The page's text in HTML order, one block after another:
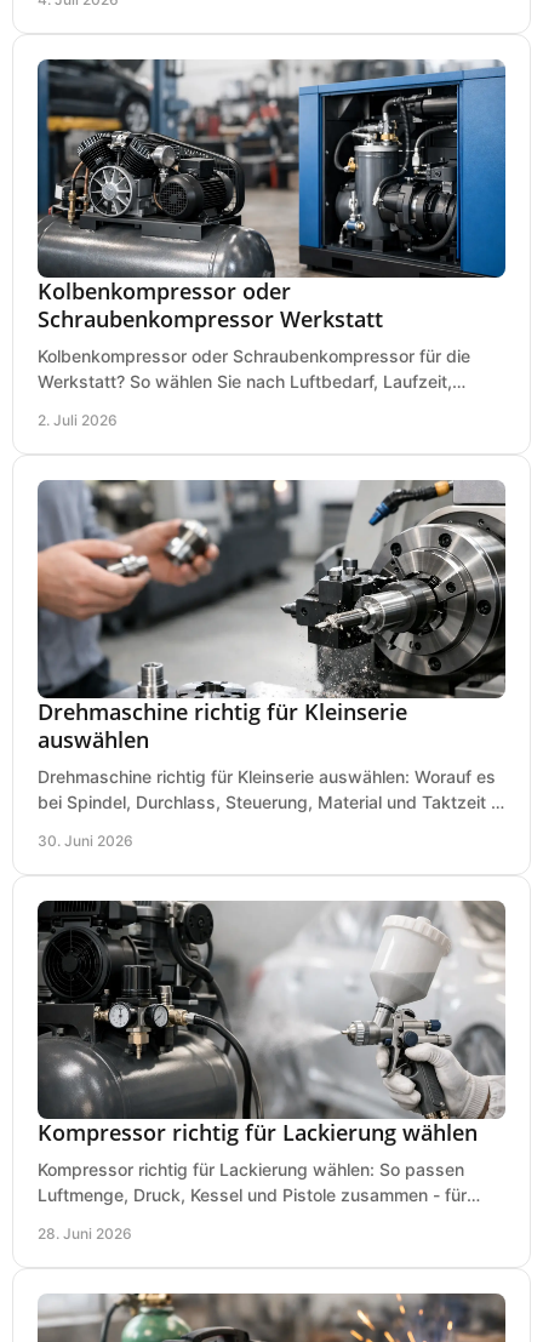
Kolbenkompressor oder
Schraubenkompressor Werkstatt
Kolbenkompressor oder Schraubenkompressor für die
Werkstatt? So wählen Sie nach Luftbedarf, Laufzeit,
2. Juli 2026
Drehmaschine richtig für Kleinserie
auswählen
Drehmaschine richtig für Kleinserie auswählen: Worauf es
bei Spindel, Durchlass, Steuerung, Material und Taktzeit in
30. Juni 2026
Kompressor richtig für Lackierung wählen
Kompressor richtig für Lackierung wählen: So passen
Luftmenge, Druck, Kessel und Pistole zusammen - für
28. Juni 2026